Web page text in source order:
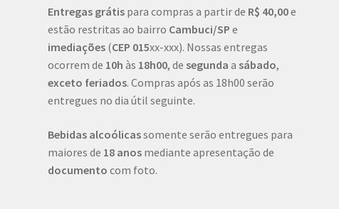
Entregas grátis para compras a partir de R$ 40,00e
estão restritas ao bairro Cambuci/SP e
imediações (CEP 015xx-xxx). Nossas entregas
ocorrem de 10h às 18h00, de segunda a sábado,
exceto feriados. Compras após as 18h00 serão
entregues no dia útil seguinte.
Bebidas alcoólicassomente serão entregues para
maiores de 18 anos mediante apresentação de
documento com foto.